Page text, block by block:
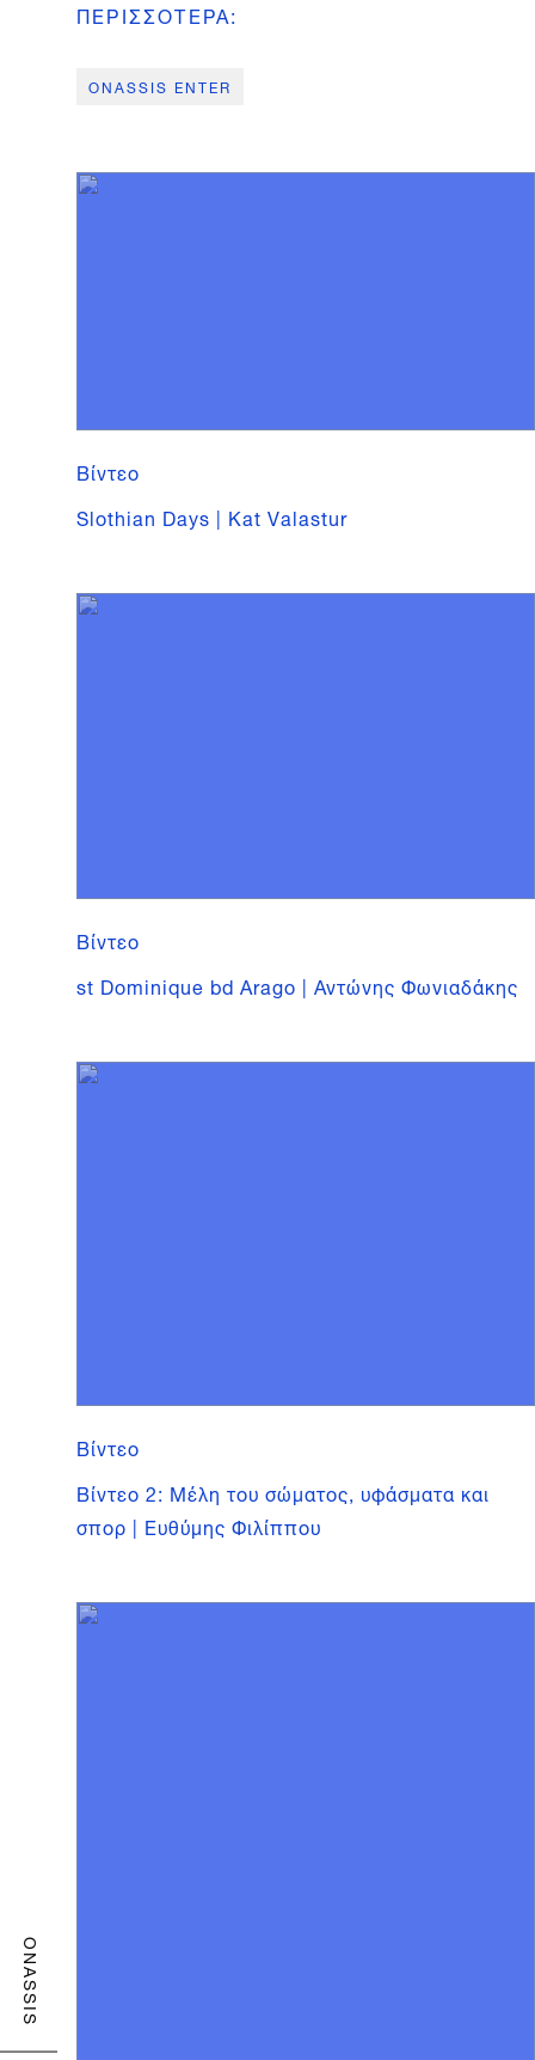
ONASSIS
ΠΕΡΙΣΣΟΤΕΡΑ:
ONASSIS ENTER
Βίντεο
Slothian Days | Kat Valastur
Βίντεο
st Dominique bd Arago | Αντώνης Φωνιαδάκης
Βίντεο
Βίντεο 2: Μέλη του σώματος, υφάσματα και
σπορ | Ευθύμης Φιλίππου